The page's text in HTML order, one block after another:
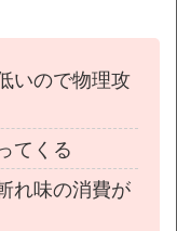
いので物理攻
てくる
れ味の消費が